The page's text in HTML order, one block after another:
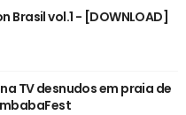
Brasil vol.1 - [DOWNLOAD]
TV desnudos em praia de